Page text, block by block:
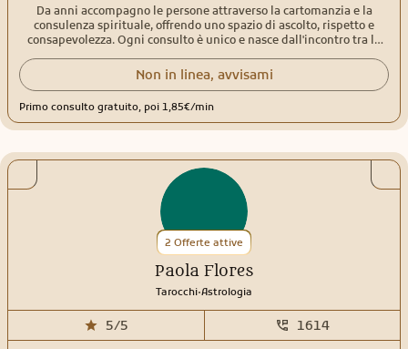
Da anni accompagno le persone attraverso la cartomanzia e la
consulenza spirituale, offrendo uno spazio di ascolto, rispetto e
consapevolezza. Ogni consulto è unico e nasce dall'incontro tra la
approfondito diverse discipline spirituali che oggi fanno parte del
mio metodo di lavoro. Utilizzo Sibille, Tarocchi e Oracoli Egizi,
integrando anche la numerologia e lo sciamanesimo per offrire una
lettura completa e personalizzata. Mi occupo di amore, lavoro,
persone a comprendere meglio le energie e le possibilità che si
presentano lungo il loro cammino. Ti ringrazio per aver dedicato il
tuo tempo a conoscermi. Sarà un piacere accompagnarti con serietà,
Non in linea, avvisami
Primo consulto gratuito, poi 1,85€/min
2 Offerte attive
Paola Flores
Tarocchi.Astrologia
5/5 1614